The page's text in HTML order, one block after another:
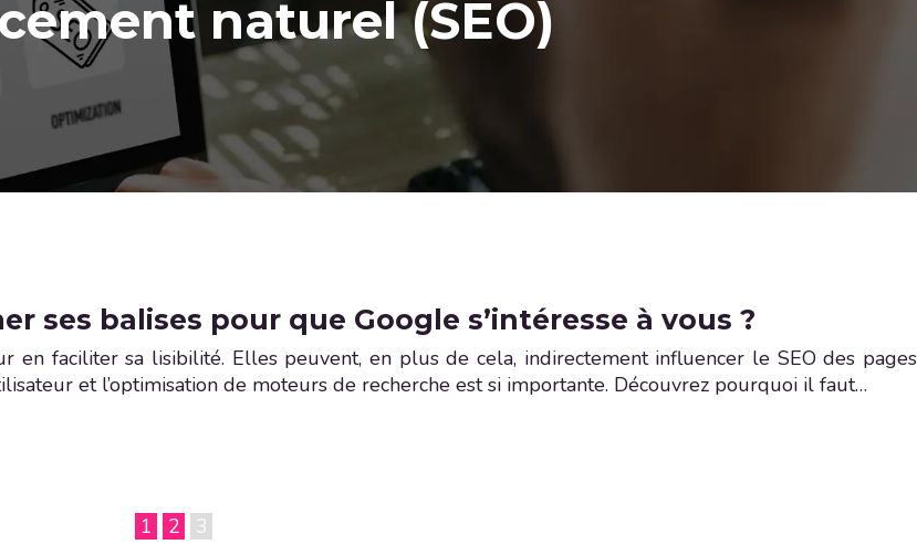
naturel (SEO)
ses balises pour que Google s’intéresse à vous ?
faciliter sa lisibilité. Elles peuvent, en plus de cela, indirectement influencer le SEO des pages
et l’optimisation de moteurs de recherche est si importante. Découvrez pourquoi il faut…
1 2 3